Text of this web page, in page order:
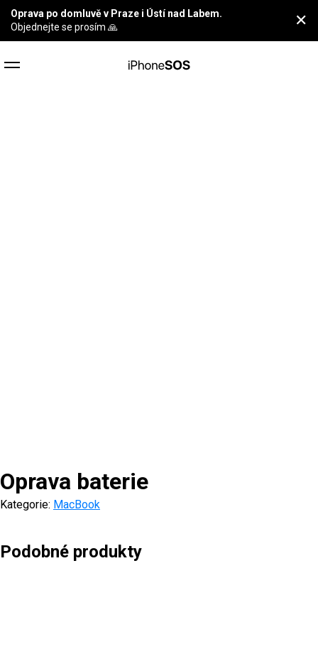
Oprava po domluvě v Praze i Ústí nad Labem.
Objednejte se prosím 🙏
✕
Oprava baterie
Kategorie: MacBook
Podobné produkty